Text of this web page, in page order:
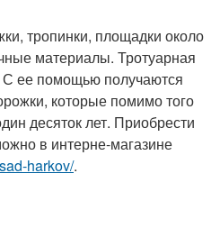
тропинки, площадки около
материалы. Тротуарная
С ее помощью получаются
которые помимо того
десяток лет. Приобрести
в интерне-магазине
harkov/.